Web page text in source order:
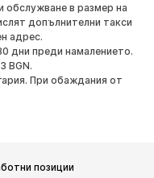
обслужване в размер на
допълнителни такси
адрес.
дни преди намалението.
BGN.
При обаждания от
позиции